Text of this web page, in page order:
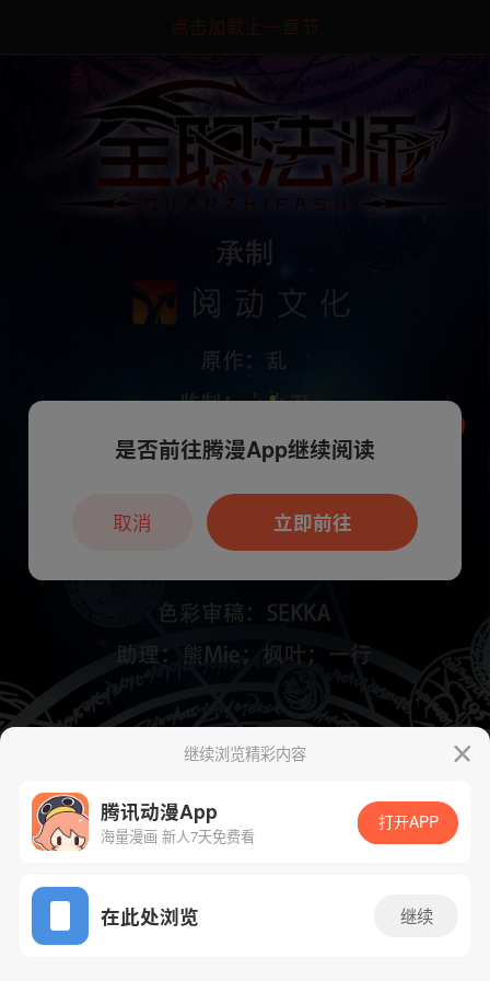
点击加载上一章节
App免费看
下一话 腾漫App免费看
继续浏览精彩内容
腾讯动漫App
海量漫画 新人7天免费看
打开APP
在此处浏览 继续
本章节仅支持App阅读，可打开App新用
户7天免费看
是否前往腾漫App继续阅读
立即前往
取消